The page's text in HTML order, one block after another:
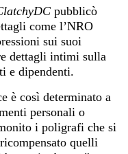
pubblicò
come l’NRO
sui suoi
dettagli intimi sulla
e dipendenti.
è così determinato a
personali o
i poligrafi che si
quelli